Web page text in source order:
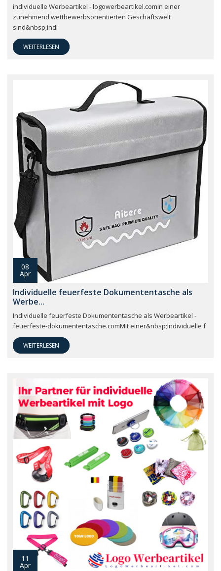
individuelle Werbeartikel - logowerbeartikel.comIn einer
zunehmend wettbewerbsorientierten Geschäftswelt
sind&nbsp;indi
WEITERLESEN
08
Apr
Individuelle feuerfeste Dokumententasche als
Werbe...
Individuelle feuerfeste Dokumententasche als Werbeartikel -
feuerfeste-dokumententasche.comMit einer&nbsp;Individuelle f
WEITERLESEN
11
Apr